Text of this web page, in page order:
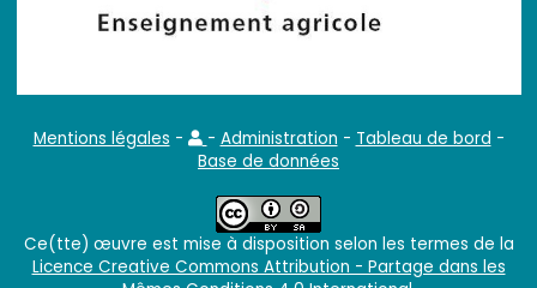
Mentions légales - - Administration - Tableau de bord -
Base de données
Ce(tte) œuvre est mise à disposition selon les termes de la
Licence Creative Commons Attribution - Partage dans les